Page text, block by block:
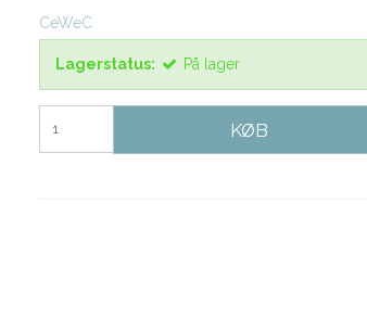
CeWeC
Lagerstatus: På lager
KØB